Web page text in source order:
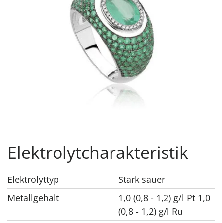
Elektrolytcharakteristik
Elektrolyttyp
Stark sauer
Metallgehalt
1,0 (0,8 - 1,2) g/l Pt 1,0
(0,8 - 1,2) g/l Ru